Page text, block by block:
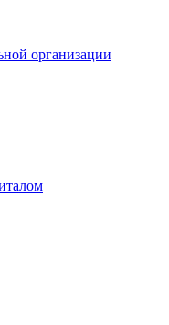
организации